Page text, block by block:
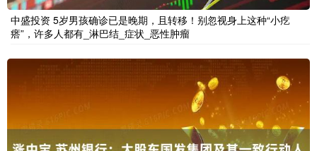
中盛投资 5岁男孩确诊已是晚期，且转移！别忽视身上这种“小疙
瘩”，许多人都有_淋巴结_症状_恶性肿瘤